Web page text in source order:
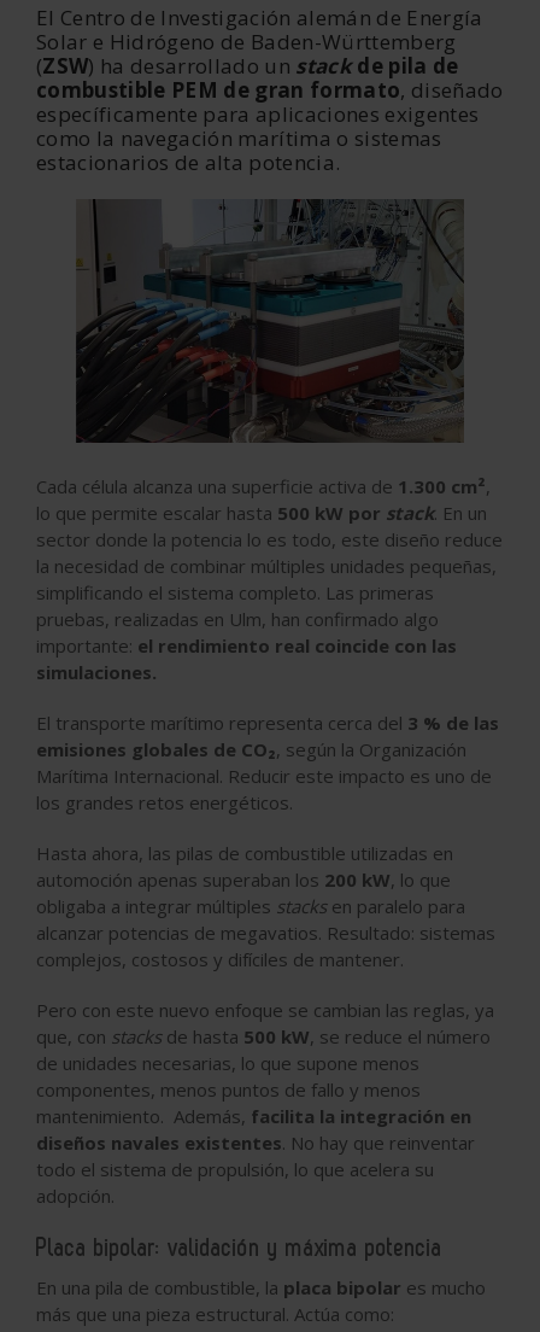
El Centro de Investigación alemán de Energía
Solar e Hidrógeno de Baden-Württemberg
(ZSW) ha desarrollado un stackde pila de
combustible PEM de gran formato, diseñado
específicamente para aplicaciones exigentes
como la navegación marítima o sistemas
estacionarios de alta potencia.
Cada célula alcanza una superficie activa de 1.300 cm²,
lo que permite escalar hasta 500 kW por stack. En un
sector donde la potencia lo es todo, este diseño reduce
la necesidad de combinar múltiples unidades pequeñas,
simplificando el sistema completo. Las primeras
pruebas, realizadas en Ulm, han confirmado algo
importante: el rendimiento real coincide con las
simulaciones.
El transporte marítimo representa cerca del 3 % de las
emisiones globales de CO₂, según la Organización
Marítima Internacional. Reducir este impacto es uno de
los grandes retos energéticos.
Hasta ahora, las pilas de combustible utilizadas en
automoción apenas superaban los 200 kW, lo que
obligaba a integrar múltiples stacksen paralelo para
alcanzar potencias de megavatios. Resultado: sistemas
complejos, costosos y difíciles de mantener.
Pero con este nuevo enfoque se cambian las reglas, ya
que, con stacksde hasta 500 kW, se reduce el número
de unidades necesarias, lo que supone menos
componentes, menos puntos de fallo y menos
mantenimiento. Además, facilita la integración en
diseños navales existentes. No hay que reinventar
todo el sistema de propulsión, lo que acelera su
adopción.
Placa bipolar: validación y máxima potencia
En una pila de combustible, la placa bipolar es mucho
más que una pieza estructural. Actúa como: